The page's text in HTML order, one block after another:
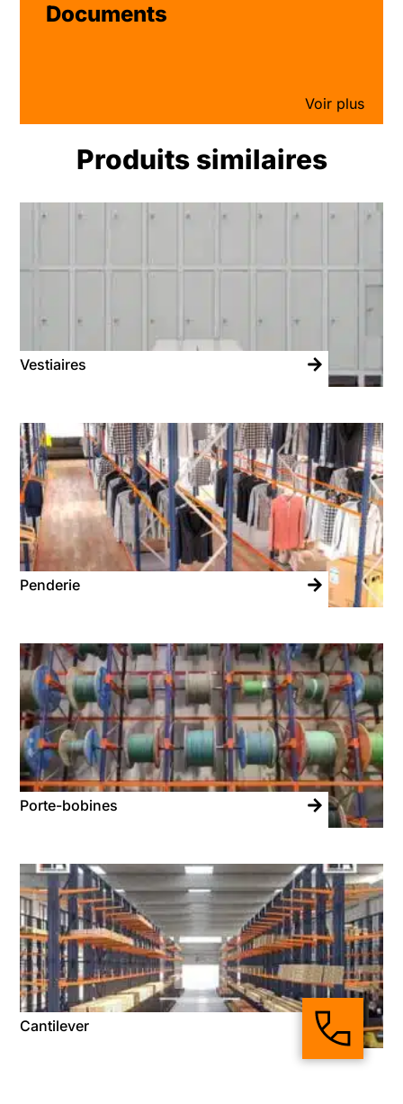
Documents
Produits similaires
Vestiaires
Penderie
Porte-bobines
Cantilever